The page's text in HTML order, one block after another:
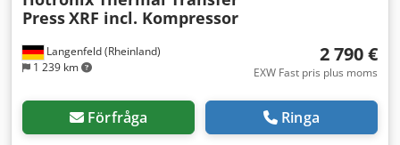
Langenfeld (Rheinland)
1 239 km
PressXRF incl. Kompressor
2 790 €
EXW Fast pris plus moms
Förfråga Ringa